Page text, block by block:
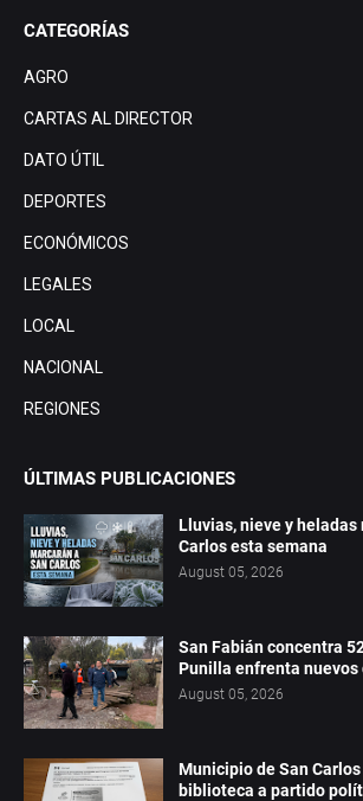
CATEGORÍAS
AGRO
CARTAS AL DIRECTOR
DATO ÚTIL
DEPORTES
ECONÓMICOS
LEGALES
LOCAL
NACIONAL
REGIONES
ÚLTIMAS PUBLICACIONES
Lluvias, nieve y heladas
Carlos esta semana
August 05, 2026
San Fabián concentra
Punilla enfrenta nuevos
August 05, 2026
Municipio de San
biblioteca a partido